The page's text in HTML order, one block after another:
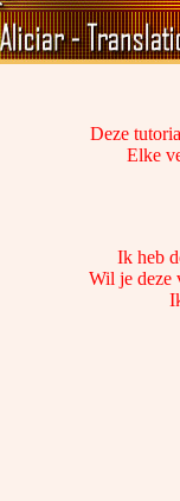
Deze
Elke
Ik heb
Wil je deze